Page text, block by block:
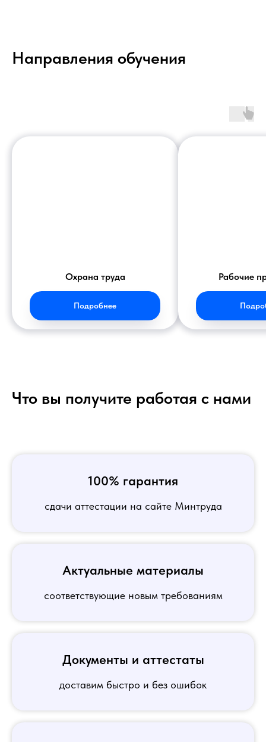
Направления обучения
Охрана труда
Подробнее
Рабочие
Что вы получите работая с нами
100% гарантия
сдачи аттестации на сайте Минтруда
Актуальные материалы
соответствующие новым требованиям
Документы и аттестаты
доставим быстро и без ошибок